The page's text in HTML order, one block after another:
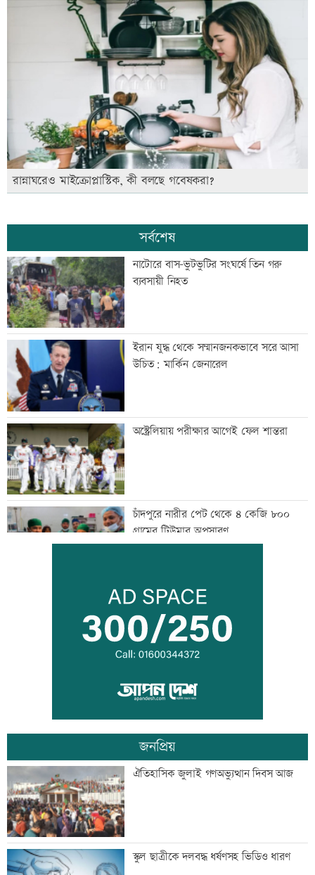
রান্নাঘরেও মাইক্রোপ্লাস্টিক, কী বলছে গবেষকরা?
সর্বশেষ
নাটোরে বাস-ভুটভুটির সংঘর্ষে তিন গরু
ব্যবসায়ী নিহত
ইরান যুদ্ধ থেকে সম্মানজনকভাবে সরে আসা
উচিত: মার্কিন জেনারেল
অস্ট্রেলিয়ায় পরীক্ষার আগেই ফেল শান্তরা
চাঁদপুরে নারীর পেট থেকে ৪ কেজি ৮০০
গ্রামের টিউমার অপসারণ
একদিনের ব্যবধানে বাড়ল স্বর্ণের দাম, ভরি
কত
নারী সহকর্মীর ঘর থেকে বস্ত্রহীন অবস্থায়
যুবদল নেতা আটক
ড্যাবের প্রতিষ্ঠাবার্ষিকীতে প্রধানমন্ত্রী
ট্রাম্পের বিলাসী ’বলরুম প্রকল্প’ আটকে
দিলেন আদালত
জনপ্রিয়
ঐতিহাসিক জুলাই গণঅভ্যুত্থান দিবস আজ
স্কুল ছাত্রীকে দলবদ্ধ ধর্ষণসহ ভিডিও ধারণ